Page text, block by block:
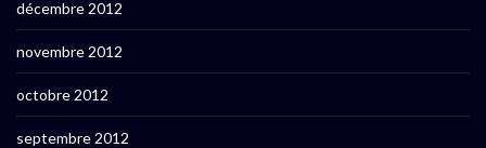
décembre 2012
novembre 2012
octobre 2012
septembre 2012